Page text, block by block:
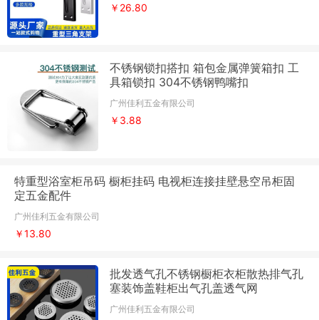
￥26.80
不锈钢锁扣搭扣 箱包金属弹簧箱扣 工
具箱锁扣 304不锈钢鸭嘴扣
广州佳利五金有限公司
￥3.88
特重型浴室柜吊码 橱柜挂码 电视柜连接挂壁悬空吊柜固
定五金配件
广州佳利五金有限公司
￥13.80
批发透气孔不锈钢橱柜衣柜散热排气孔
塞装饰盖鞋柜出气孔盖透气网
广州佳利五金有限公司